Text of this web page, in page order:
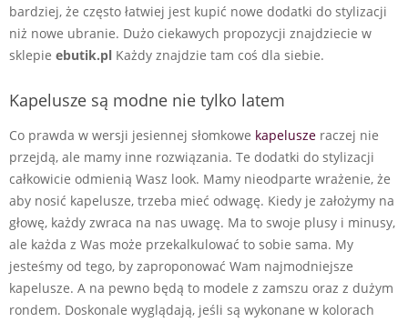
bardziej, że często łatwiej jest kupić nowe dodatki do stylizacji
niż nowe ubranie. Dużo ciekawych propozycji znajdziecie w
sklepie ebutik.pl Każdy znajdzie tam coś dla siebie.
Kapelusze są modne nie tylko latem
Co prawda w wersji jesiennej słomkowe kapelusze raczej nie
przejdą, ale mamy inne rozwiązania. Te dodatki do stylizacji
całkowicie odmienią Wasz look. Mamy nieodparte wrażenie, że
aby nosić kapelusze, trzeba mieć odwagę. Kiedy je założymy na
głowę, każdy zwraca na nas uwagę. Ma to swoje plusy i minusy,
ale każda z Was może przekalkulować to sobie sama. My
jesteśmy od tego, by zaproponować Wam najmodniejsze
kapelusze. A na pewno będą to modele z zamszu oraz z dużym
rondem. Doskonale wyglądają, jeśli są wykonane w kolorach